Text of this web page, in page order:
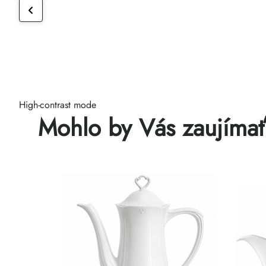
High-contrast mode
Mohlo by Vás zaujímať